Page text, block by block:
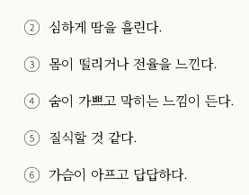
심하게 땀을 흘린다.
몸이 떨리거나 전율을 느낀다.
숨이 가쁘고 막히는 느낌이 든다.
질식할 것 같다.
가슴이 아프고 답답하다.